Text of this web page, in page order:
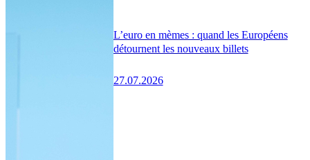
L’euro en mèmes : quand les Européens
détournent les nouveaux billets
27.07.2026